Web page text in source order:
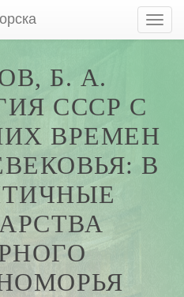
Б. А.
СССР С
ВРЕМЕН
В